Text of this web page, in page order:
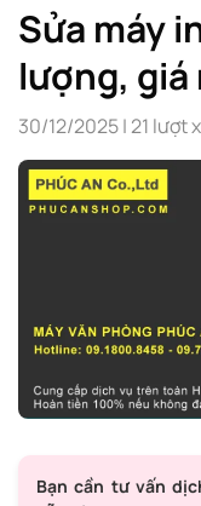
Sửa máy
lượng, giá
30/12/2025| 21 lượt
Bạn cần tư vấn